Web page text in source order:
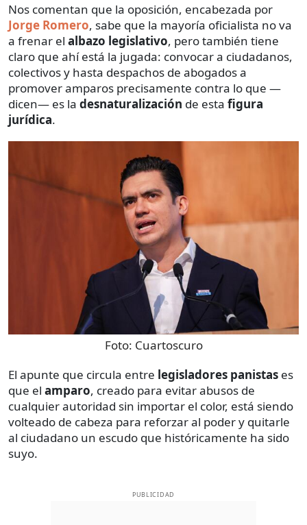
Nos comentan que la oposición, encabezada por
Jorge Romero, sabe que la mayoría oficialista no va
a frenar el albazo legislativo, pero también tiene
claro que ahí está la jugada: convocar a ciudadanos,
colectivos y hasta despachos de abogados a
promover amparos precisamente contra lo que —
dicen— es la desnaturalización de esta figura
jurídica.
Foto: Cuartoscuro
El apunte que circula entre legisladores panistas es
que el amparo, creado para evitar abusos de
cualquier autoridad sin importar el color, está siendo
volteado de cabeza para reforzar al poder y quitarle
al ciudadano un escudo que históricamente ha sido
suyo.
PUBLICIDAD